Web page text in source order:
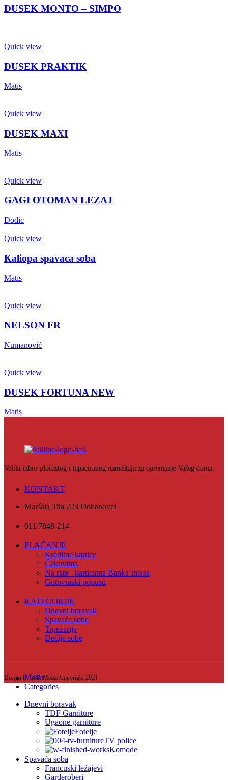
DUSEK MONTO – SIMPO
Quick view
DUSEK PRAKTIK
Matis
Quick view
DUSEK MAXI
Matis
Quick view
GAGI OTOMAN LEZAJ
Dodic
Quick view
Kaliopa spavaca soba
Matis
Quick view
NELSON FR
Numanović
Quick view
DUSEK FORTUNA NEW
Matis
Veliki izbor pločastog i tapaciranog nameštaja za opremanje Vašeg doma.
KONTAKT
Maršala Tita 223 Dobanovci
011/7848-214
PLAĆANJE
Kreditne kartice
Čekovima
Na rate - karticama Banka Intesa
Gotovinski popusti
KATEGORIJE
Dnevni boravak
Spavaće sobe
Trpezarije
Dečije sobe
Design by 38K Media Copyright 2021
Menu
Categories
Dnevni boravak
TDF Garniture
Ugaone garniture
Fotelje
TV police
Komode
Spavaća soba
Francuski ležajevi
Garderoberi